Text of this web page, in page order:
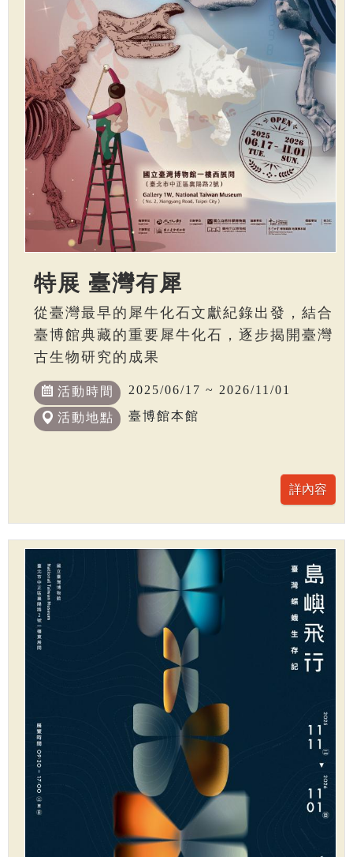
特展 臺灣有犀
從臺灣最早的犀牛化石文獻紀錄出發，結合
臺博館典藏的重要犀牛化石，逐步揭開臺灣
古生物研究的成果
活動時間 2025/06/17 ~ 2026/11/01
活動地點 臺博館本館